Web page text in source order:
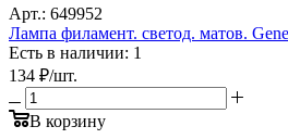
Арт.: 649952
Лампа филамент. светод. матов.
Есть в наличии: 1
134 ₽/шт.
В корзину